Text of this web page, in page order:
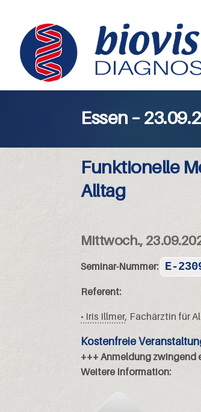
Essen –
Funktionelle
Alltag
Mittwoch.,
Seminar-Nummer: E-
Referent:
• Iris Illmer, Fachärztin für
Kostenfreie
+++ Anmeldung zwingend
Weitere Information: